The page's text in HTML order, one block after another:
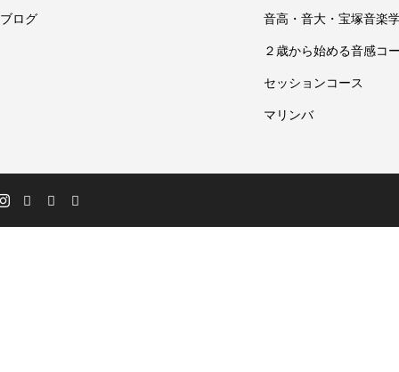
ブログ 音高・音大・宝塚音楽
２歳から始める音感コ
セッションコース
マリンバ